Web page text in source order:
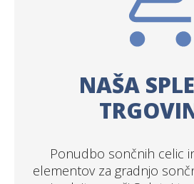
NAŠA
Ponudbo sončnih celic
elementov za gradnjo